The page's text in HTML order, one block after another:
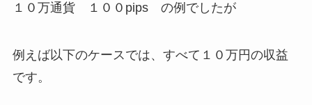
１０万通貨 １００pips の例でしたが
例えば以下のケースでは、すべて１０万円の収益
です。